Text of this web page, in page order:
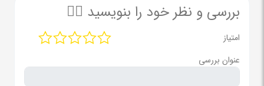
بررسی و نظر خود را بنویسید ✍🏻
امتیاز
عنوان بررسی